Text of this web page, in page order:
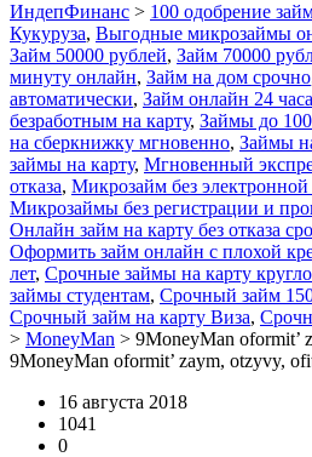
ИндепФинанс > 100 одобрение
Кукуруза, Выгодные микрозаймы
Займ 50000 рублей, Займ 70000
минуту онлайн, Займ на дом срочно
автоматически, Займ онлайн 24
безработным на карту, Займы до
на сберкнижку мгновенно, Займы
займы на карту, Мгновенный
отказа, Микрозайм без
Микрозаймы без регистрации и
Онлайн займ на карту без отказа
Оформить займ онлайн с плохой
лет, Срочные займы на карту
займы студентам, Срочный займ
Срочный займ на карту Виза,
> MoneyMan > 9MoneyMan oformit’
9MoneyMan oformit’ zaym, otzyvy,
16 августа 2018
1041
0